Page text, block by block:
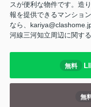
スが便利な物件です。造
報を提供できるマンショ
なら、
河線三河知立周辺に関す
無料
無